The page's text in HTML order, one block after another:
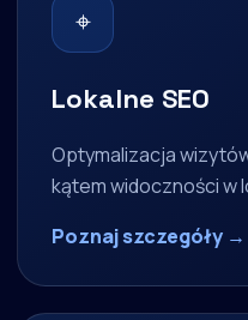
⌖
Lokalne SEO
Optymalizacja
kątem widoczności w
Poznaj szczegóły →